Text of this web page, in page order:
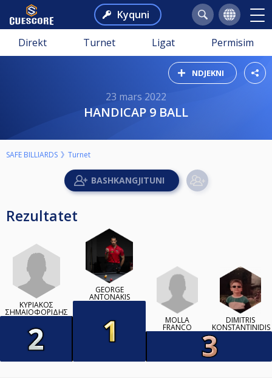
Kyquni
Direkt Turnet Ligat Permisim
NDJEKNI
23 mars 2022
HANDICAP 9 BALL
SAFE BILLIARDS Turnet
Rezultatet
ΚΥΡΙΑΚΟΣ
ΣΗΜΑΙΟΦΟΡΙΔΗΣ
GEORGE
ANTONAKIS
MOLLA
FRANCO
DIMITRIS
KONSTANTINIDIS